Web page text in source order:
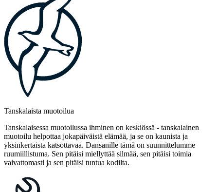
Tanskalaista muotoilua
Tanskalaisessa muotoilussa ihminen on keskiössä - tanskalainen
muotoilu helpottaa jokapäiväistä elämää, ja se on kaunista ja
yksinkertaista katsottavaa. Dansanille tämä on suunnittelumme
ruumiillistuma. Sen pitäisi miellyttää silmää, sen pitäisi toimia
vaivattomasti ja sen pitäisi tuntua kodilta.